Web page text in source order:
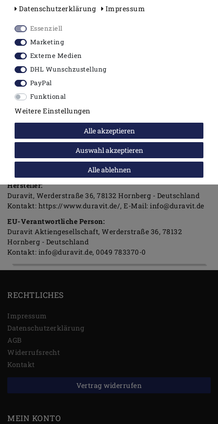
Farbe: weiss
aus hochwertigem Kunststoff
Edelstahl
nur passend zu D-Code WC's
#2535090000 / #2210090000/
Angaben zur Produktsicherheit
Hersteller:
Duravit Werderstraße 36 78132 Hornberg
Deutschland
Kontakt: https://www.duravit.de/ E-Mail: info@duravit.de
EU-Verantwortliche Person:
Duravit Aktiengesellschaft Werderstraße 36 78132
Hornberg
Deutschland
Kontakt: info@duravit.de 0049 783370-0
RECHTLICHES
Impressum
Daten­schutz­erklärung
AGB
Widerrufs­recht
Kontakt
Vertrag widerrufen
MEIN KONTO
Daten­schutz­erklärung Impressum
Essenziell
Marketing
Externe Medien
DHL Wunschzustellung
PayPal
Funktional
Weitere Einstellungen
Alle akzeptieren
Auswahl akzeptieren
Alle ablehnen